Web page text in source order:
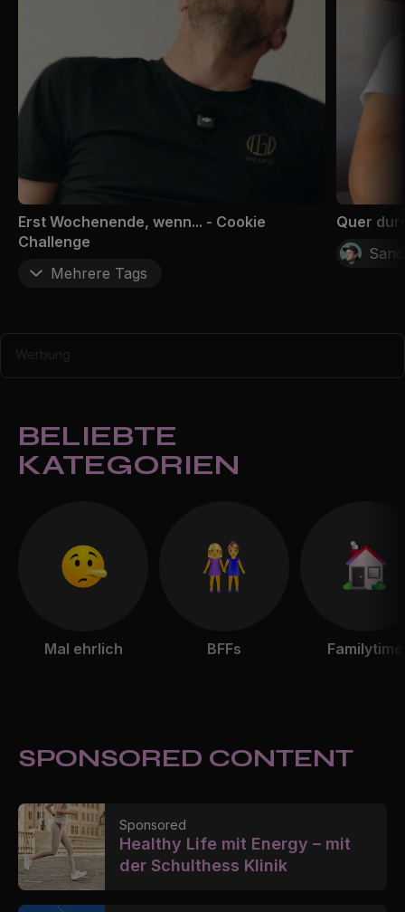
Erst Wochenende, wenn... - Cookie
Challenge
Mehrere Tags
Quer
Werbung
BELIEBTE
KATEGORIEN
Mal ehrlich BFFs Familytime
SPONSORED CONTENT
Sponsored
Healthy Life mit Energy – mit
der Schulthess Klinik